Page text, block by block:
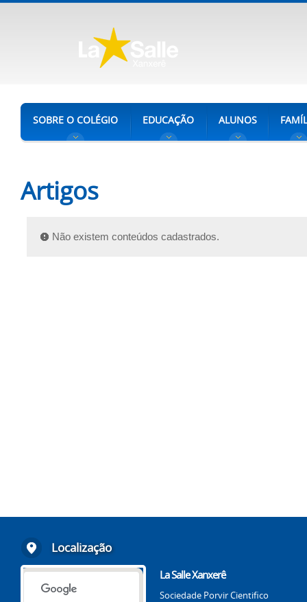
SOBRE O COLÉGIO EDUCAÇÃO ALUNOS
Artigos
Não existem conteúdos cadastrados.
Localização
La Salle Xanxerê
Sociedade Porvir Cientifico